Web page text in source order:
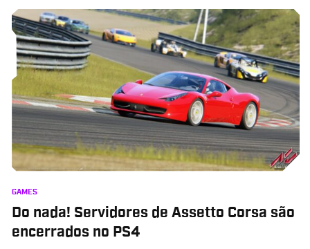
GAMES
Do nada! Servidores de Assetto Corsa são
encerrados no PS4